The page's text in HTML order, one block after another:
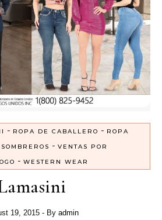
- ROPA DE CABALLERO - ROPA
SOMBREROS - VENTAS POR
- WESTERN WEAR
19, 2015 - By admin